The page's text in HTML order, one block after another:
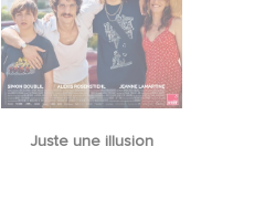
Juste une illusion